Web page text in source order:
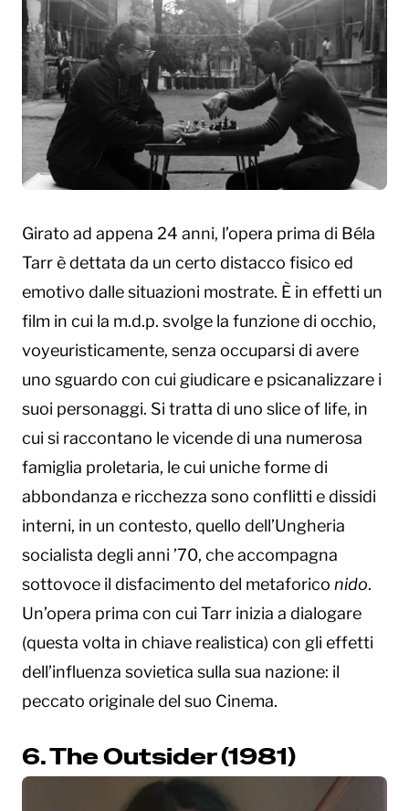
Girato ad appena 24 anni, l’opera prima di Béla
Tarr è dettata da un certo distacco fisico ed
emotivo dalle situazioni mostrate. È in effetti un
film in cui la m.d.p. svolge la funzione di occhio,
voyeuristicamente, senza occuparsi di avere
uno sguardo con cui giudicare e psicanalizzare i
suoi personaggi. Si tratta di uno slice of life, in
cui si raccontano le vicende di una numerosa
famiglia proletaria, le cui uniche forme di
abbondanza e ricchezza sono conflitti e dissidi
interni, in un contesto, quello dell’Ungheria
socialista degli anni ’70, che accompagna
sottovoce il disfacimento del metaforico nido.
Un’opera prima con cui Tarr inizia a dialogare
(questa volta in chiave realistica) con gli effetti
dell’influenza sovietica sulla sua nazione: il
peccato originale del suo Cinema.
6. The Outsider (1981)